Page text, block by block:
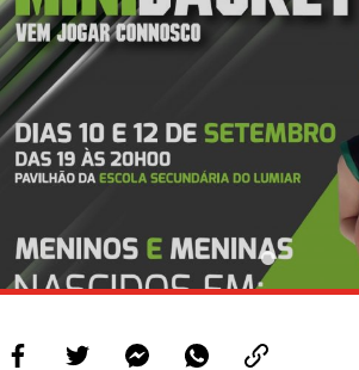
PROJETOS
LIGA BETCLIC MASCULINA
LIGA BETCLIC FEMININA